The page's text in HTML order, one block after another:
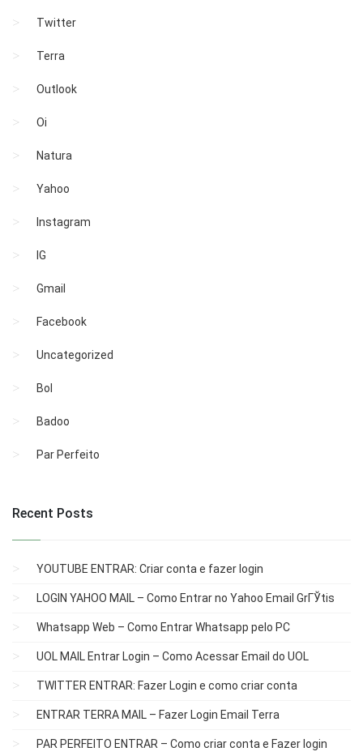
Twitter
Terra
Outlook
Oi
Natura
Yahoo
Instagram
IG
Gmail
Facebook
Uncategorized
Bol
Badoo
Par Perfeito
Recent Posts
YOUTUBE ENTRAR: Criar conta e fazer login
LOGIN YAHOO MAIL – Como Entrar no Yahoo Email GrГЎtis
Whatsapp Web – Como Entrar Whatsapp pelo PC
UOL MAIL Entrar Login – Como Acessar Email do UOL
TWITTER ENTRAR: Fazer Login e como criar conta
ENTRAR TERRA MAIL – Fazer Login Email Terra
PAR PERFEITO ENTRAR – Como criar conta e Fazer login